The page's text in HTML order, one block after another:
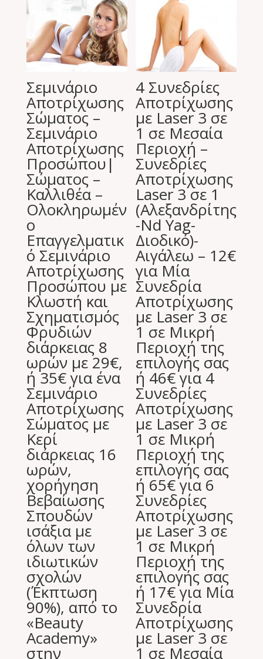
Σεμινάριο
Αποτρίχωσης
Σώματος –
Σεμινάριο
Αποτρίχωσης
Προσώπου|
Σώματος –
Καλλιθέα –
Ολοκληρωμέν
ο
Επαγγελματικ
ό Σεμινάριο
Αποτρίχωσης
Προσώπου με
Κλωστή και
Σχηματισμός
Φρυδιών
διάρκειας 8
ωρών με 29€,
ή 35€ για ένα
Σεμινάριο
Αποτρίχωσης
Σώματος με
Κερί
διάρκειας 16
ωρών,
χορήγηση
Βεβαίωσης
Σπουδών
ισάξια με
όλων των
ιδιωτικών
σχολών
(Έκπτωση
90%), από το
«Beauty
Academy»
στην
4 Συνεδρίες
Αποτρίχωσης
με Laser 3 σε
1 σε Μεσαία
Περιοχή –
Συνεδρίες
Αποτρίχωσης
Laser 3 σε 1
(Αλεξανδρίτης
-Nd Yag-
Διοδικό)-
Αιγάλεω – 12€
για Μία
Συνεδρία
Αποτρίχωσης
με Laser 3 σε
1 σε Μικρή
Περιοχή της
επιλογής σας
ή 46€ για 4
Συνεδρίες
Αποτρίχωσης
με Laser 3 σε
1 σε Μικρή
Περιοχή της
επιλογής σας
ή 65€ για 6
Συνεδρίες
Αποτρίχωσης
με Laser 3 σε
1 σε Μικρή
Περιοχή της
επιλογής σας
ή 17€ για Μία
Συνεδρία
Αποτρίχωσης
με Laser 3 σε
1 σε Μεσαία